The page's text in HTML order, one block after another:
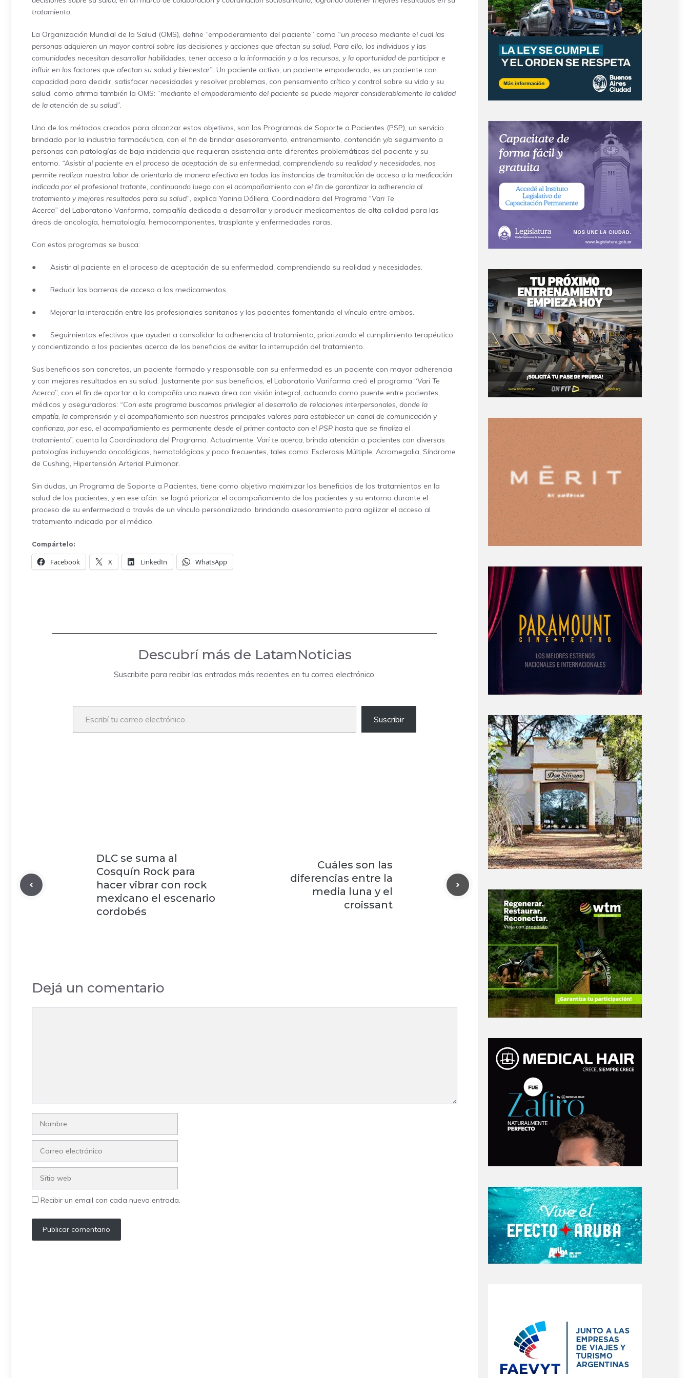
tratamiento.
La Organización Mundial de la Salud (OMS), define “empoderamiento del paciente” como “un proceso mediante el cual las
personas adquieren un mayor control sobre las decisiones y acciones que afectan su salud. Para ello, los individuos y las
comunidades necesitan desarrollar habilidades, tener acceso a la información y a los recursos, y la oportunidad de participar e
influir en los factores que afectan su salud y bienestar”. Un paciente activo, un paciente empoderado, es un paciente con
capacidad para decidir, satisfacer necesidades y resolver problemas, con pensamiento crítico y control sobre su vida y su
salud, como afirma también la OMS: “mediante el empoderamiento del paciente se puede mejorar considerablemente la calidad
de la atención de su salud”.
Uno de los métodos creados para alcanzar estos objetivos, son los Programas de Soporte a Pacientes (PSP), un servicio
brindado por la industria farmacéutica, con el fin de brindar asesoramiento, entrenamiento, contención y/o seguimiento a
personas con patologías de baja incidencia que requieran asistencia ante diferentes problemáticas del paciente y su
entorno. “Asistir al paciente en el proceso de aceptación de su enfermedad, comprendiendo su realidad y necesidades, nos
permite realizar nuestra labor de orientarlo de manera efectiva en todas las instancias de tramitación de acceso a la medicación
indicada por el profesional tratante, continuando luego con el acompañamiento con el fin de garantizar la adherencia al
tratamiento y mejores resultados para su salud”, explica Yanina Dóllera, Coordinadora del Programa “Vari Te
Acerca” del Laboratorio Varifarma, compañía dedicada a desarrollar y producir medicamentos de alta calidad para las
áreas de oncología, hematología, hemocomponentes, trasplante y enfermedades raras.
Con estos programas se busca:
● Asistir al paciente en el proceso de aceptación de su enfermedad, comprendiendo su realidad y necesidades.
● Reducir las barreras de acceso a los medicamentos.
● Mejorar la interacción entre los profesionales sanitarios y los pacientes fomentando el vínculo entre ambos.
● Seguimientos efectivos que ayuden a consolidar la adherencia al tratamiento, priorizando el cumplimiento terapéutico
y concientizando a los pacientes acerca de los beneficios de evitar la interrupción del tratamiento.
Sus beneficios son concretos, un paciente formado y responsable con su enfermedad es un paciente con mayor adherencia
y con mejores resultados en su salud. Justamente por sus beneficios, el Laboratorio Varifarma creó el programa “Vari Te
Acerca”, con el fin de aportar a la compañía una nueva área con visión integral, actuando como puente entre pacientes,
médicos y aseguradoras: “Con este programa buscamos privilegiar el desarrollo de relaciones interpersonales, donde la
empatía, la comprensión y el acompañamiento son nuestros principales valores para establecer un canal de comunicación y
confianza, por eso, el acompañamiento es permanente desde el primer contacto con el PSP hasta que se finaliza el
tratamiento”, cuenta la Coordinadora del Programa. Actualmente, Vari te acerca, brinda atención a pacientes con diversas
patologías incluyendo oncológicas, hematológicas y poco frecuentes, tales como: Esclerosis Múltiple, Acromegalia, Síndrome
de Cushing, Hipertensión Arterial Pulmonar.
Sin dudas, un Programa de Soporte a Pacientes, tiene como objetivo maximizar los beneficios de los tratamientos en la
salud de los pacientes, y en ese afán se logró priorizar el acompañamiento de los pacientes y su entorno durante el
proceso de su enfermedad a través de un vínculo personalizado, brindando asesoramiento para agilizar el acceso al
tratamiento indicado por el médico.
Compártelo:
Facebook X LinkedIn WhatsApp
Descubrí más de LatamNoticias
Suscribite para recibir las entradas más recientes en tu correo electrónico.
Escribí tu correo electrónico…
Suscribir
DLC se suma al
Cosquín Rock para
hacer vibrar con rock
mexicano el escenario
cordobés
Cuáles son las
diferencias entre la
media luna y el
croissant
Dejá un comentario
Recibir un email con cada nueva entrada.